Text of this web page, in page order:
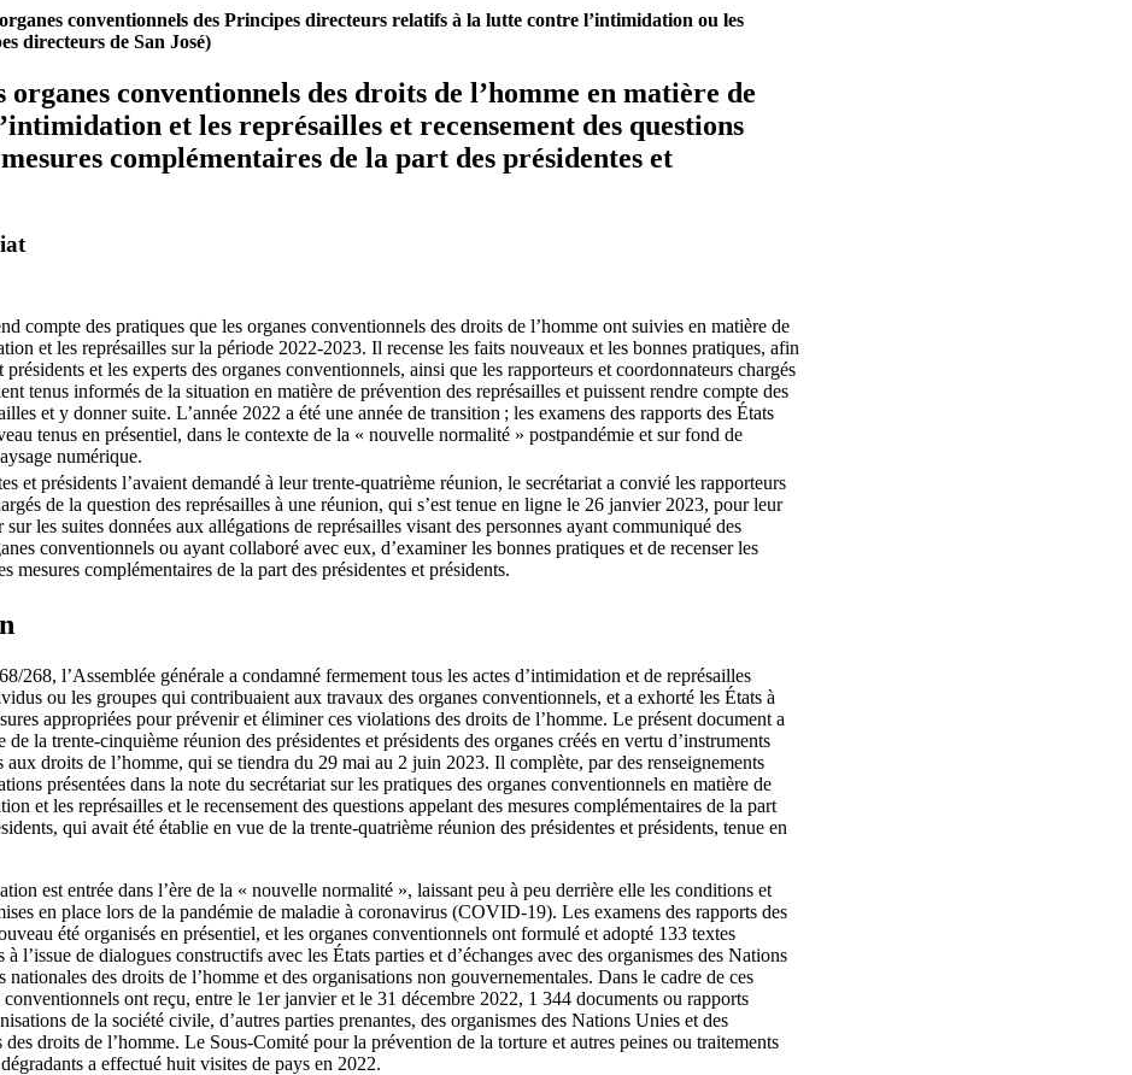
conventionnels des Principes directeurs relatifs à la lutte contre l’intimidation ou les
directeurs de San José)
organes conventionnels des droits de l’homme en matière de
et les représailles et recensement des questions
complémentaires de la part des présidentes et
compte des pratiques que les organes conventionnels des droits de l’homme ont suivies en matière de
et les représailles sur la période 2022-2023. Il recense les faits nouveaux et les bonnes pratiques, afin
présidents et les experts des organes conventionnels, ainsi que les rapporteurs et coordonnateurs chargés
tenus informés de la situation en matière de prévention des représailles et puissent rendre compte des
et y donner suite. L’année 2022 a été une année de transition ; les examens des rapports des États
tenus en présentiel, dans le contexte de la « nouvelle normalité » postpandémie et sur fond de
numérique.
et présidents l’avaient demandé à leur trente-quatrième réunion, le secrétariat a convié les rapporteurs
de la question des représailles à une réunion, qui s’est tenue en ligne le 26 janvier 2023, pour leur
sur les suites données aux allégations de représailles visant des personnes ayant communiqué des
conventionnels ou ayant collaboré avec eux, d’examiner les bonnes pratiques et de recenser les
mesures complémentaires de la part des présidentes et présidents.
268, l’Assemblée générale a condamné fermement tous les actes d’intimidation et de représailles
ou les groupes qui contribuaient aux travaux des organes conventionnels, et a exhorté les États à
appropriées pour prévenir et éliminer ces violations des droits de l’homme. Le présent document a
de la trente-cinquième réunion des présidentes et présidents des organes créés en vertu d’instruments
droits de l’homme, qui se tiendra du 29 mai au 2 juin 2023. Il complète, par des renseignements
présentées dans la note du secrétariat sur les pratiques des organes conventionnels en matière de
et les représailles et le recensement des questions appelant des mesures complémentaires de la part
qui avait été établie en vue de la trente-quatrième réunion des présidentes et présidents, tenue en
est entrée dans l’ère de la « nouvelle normalité », laissant peu à peu derrière elle les conditions et
en place lors de la pandémie de maladie à coronavirus (COVID-19). Les examens des rapports des
été organisés en présentiel, et les organes conventionnels ont formulé et adopté 133 textes
à l’issue de dialogues constructifs avec les États parties et d’échanges avec des organismes des Nations
nationales des droits de l’homme et des organisations non gouvernementales. Dans le cadre de ces
conventionnels ont reçu, entre le 1er janvier et le 31 décembre 2022, 1 344 documents ou rapports
de la société civile, d’autres parties prenantes, des organismes des Nations Unies et des
droits de l’homme. Le Sous‑Comité pour la prévention de la torture et autres peines ou traitements
a effectué huit visites de pays en 2022.